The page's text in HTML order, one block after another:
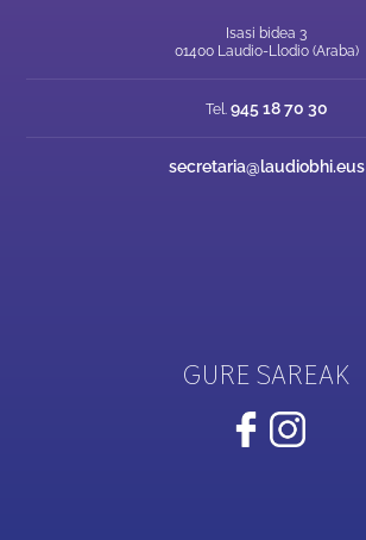
Isasi bidea 3
01400 Laudio-Llodio (Araba)
Tel. 945 18 70 30
secretaria@laudiobhi.eus
GURE SAREAK